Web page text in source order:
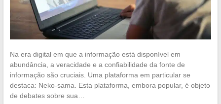
Na era digital em que a informação está disponível em
abundância, a veracidade e a confiabilidade da fonte de
informação são cruciais. Uma plataforma em particular se
destaca: Neko-sama. Esta plataforma, embora popular, é objeto
de debates sobre sua…